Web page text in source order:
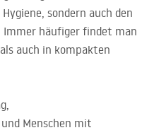
sondern auch den
häufiger findet man
auch in kompakten
Menschen mit